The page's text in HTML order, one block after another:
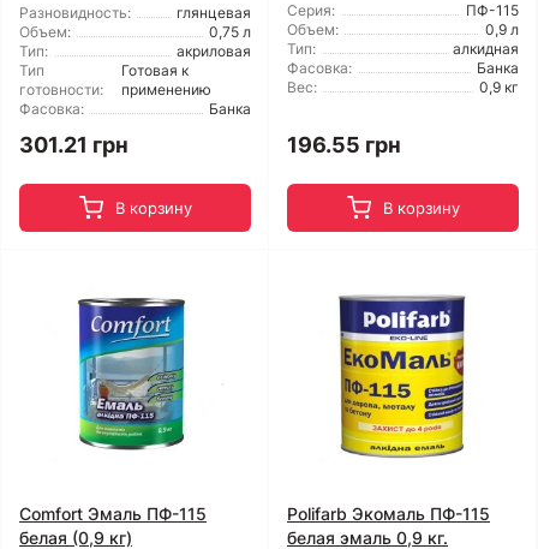
Разновидность:
глянцевая
Объем:
0,75 л
Тип:
акриловая
Тип
готовности:
Готовая к
применению
Фасовка:
Банка
301.21 грн
В корзину
Серия:
ПФ-115
Объем:
0,9 л
Тип:
алкидная
Фасовка:
Банка
Вес:
0,9 кг
196.55 грн
В корзину
Comfort Эмаль ПФ-115
белая (0,9 кг)
Polifarb Экомаль ПФ-115
белая эмаль 0,9 кг.